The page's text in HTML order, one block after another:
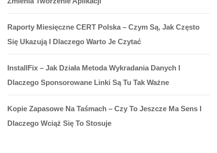
Raporty Miesięczne CERT Polska – Czym Są, Jak Często
Się Ukazują I Dlaczego Warto Je Czytać
InstallFix – Jak Działa Metoda Wykradania Danych I
Dlaczego Sponsorowane Linki Są Tu Tak Ważne
Kopie Zapasowe Na Taśmach – Czy To Jeszcze Ma Sens I
Dlaczego Wciąż Się To Stosuje